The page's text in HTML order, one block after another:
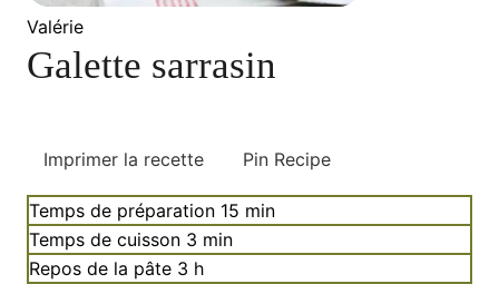
Valérie
Galette sarrasin
Imprimer la recette Pin Recipe
Temps de préparation 15 minutes
min
Temps de cuisson 3 minutes
min
Repos de la pâte 3 heures
h